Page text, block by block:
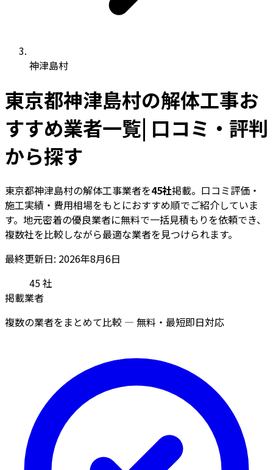
神津島村
東京都神津島村の解体工事お
すすめ業者一覧| 口コミ・評判
から探す
東京都神津島村の解体工事業者を45社掲載。口コミ評価・
施工実績・費用相場をもとにおすすめ順でご紹介していま
す。地元密着の優良業者に無料で一括見積もりを依頼でき、
複数社を比較しながら最適な業者を見つけられます。
最終更新日: 2026年8月6日
45社
掲載業者
複数の業者をまとめて比較 — 無料・最短即日対応